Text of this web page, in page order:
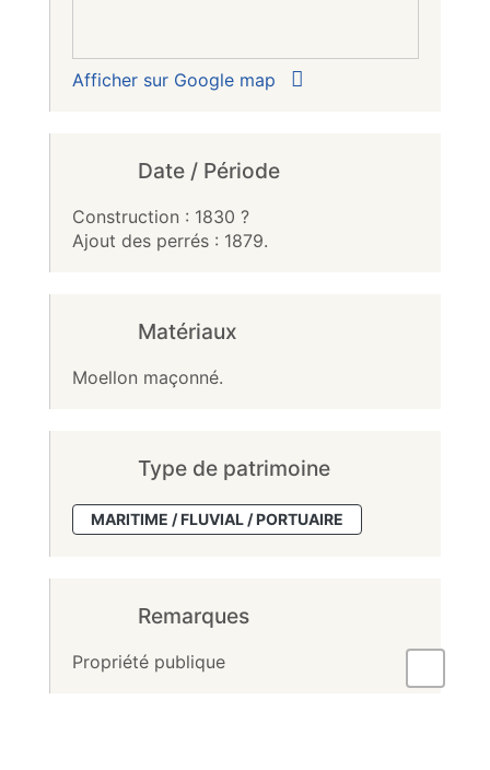
Afficher sur Google map
Date / Période
Construction : 1830 ?
Ajout des perrés : 1879.
Matériaux
Moellon maçonné.
Type de patrimoine
MARITIME / FLUVIAL / PORTUAIRE
Remarques
Propriété publique